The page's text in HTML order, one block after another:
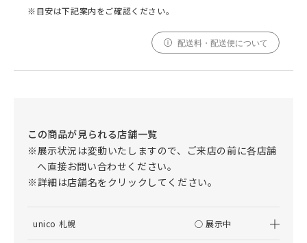
※目安は下記案内をご確認ください。
配送料・配送便について
この商品が見られる店舗一覧
※展示状況は変動いたしますので、ご来店の前に各店舗
へ直接お問い合わせください。
※詳細は店舗名をクリックしてください。
unico 札幌 ○ 展示中